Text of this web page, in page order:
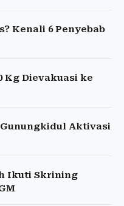
Kenali 6 Penyebab
Kg Dievakuasi ke
Gunungkidul Aktivasi
Ikuti Skrining